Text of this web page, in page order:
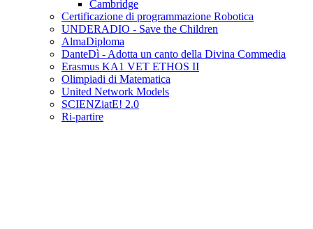
Cambridge
Certificazione di programmazione Robotica
UNDERADIO - Save the Children
AlmaDiploma
DanteDì - Adotta un canto della Divina Commedia
Erasmus KA1 VET ETHOS II
Olimpiadi di Matematica
United Network Models
SCIENZiatE! 2.0
Ri-partire